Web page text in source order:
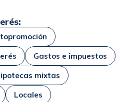
Gastos e impuestos
mixtas
Locales